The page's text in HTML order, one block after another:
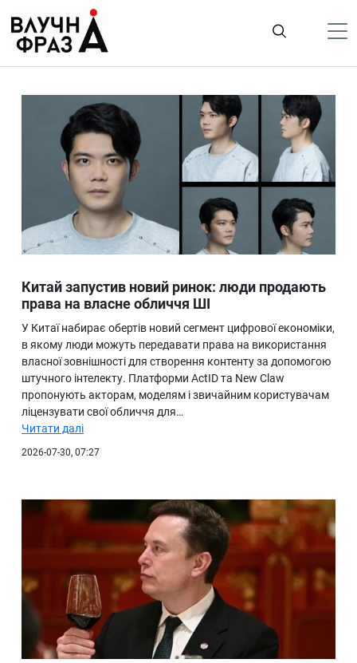
содержимому
Гроші
Життя
Лайфстайл
ТехноНаука
Людина
Ukraine
Про нас
Китай запустив новий ринок: люди продають
права на власне обличчя ШІ
У Китаї набирає обертів новий сегмент цифрової економіки,
в якому люди можуть передавати права на використання
власної зовнішності для створення контенту за допомогою
штучного інтелекту. Платформи ActID та New Claw
пропонують акторам, моделям і звичайним користувачам
ліцензувати свої обличчя для…
Читати далі
2026-07-30, 07:27